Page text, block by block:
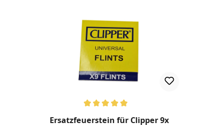
Ersatzfeuerstein für Clipper 9x